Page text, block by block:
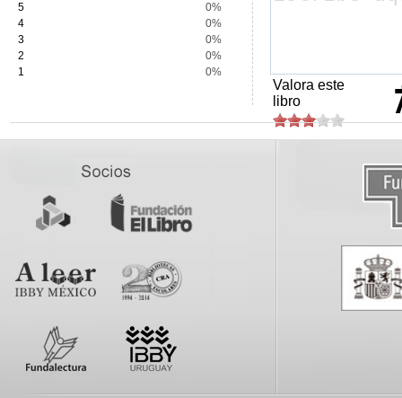
5
0%
4
0%
3
0%
2
0%
1
0%
Valora este
libro